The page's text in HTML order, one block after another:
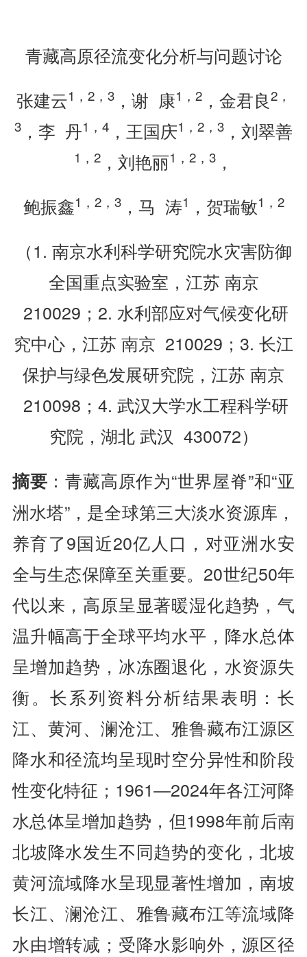
青藏高原径流变化分析与问题讨论
张建云1 ， 2 ， 3 ，谢 康1 ， 2 ，金君良2 ，
3 ，李 丹1 ， 4 ，王国庆1 ， 2 ， 3 ，刘翠善
1 ， 2 ，刘艳丽1 ， 2 ， 3 ，
鲍振鑫1 ， 2， 3，马 涛1 ，贺瑞敏1 ， 2
（1. 南京水利科学研究院水灾害防御
全国重点实验室，江苏 南京
210029；2. 水利部应对气候变化研
究中心，江苏 南京 210029；3. 长江
保护与绿色发展研究院，江苏 南京
210098；4. 武汉大学水工程科学研
究院，湖北 武汉 430072）
摘要 ：青藏高原作为“世界屋脊”和“亚
洲水塔”，是全球第三大淡水资源库，
养育了9国近20亿人口，对亚洲水安
全与生态保障至关重要。20世纪50年
代以来，高原呈显著暖湿化趋势，气
温升幅高于全球平均水平，降水总体
呈增加趋势，冰冻圈退化，水资源失
衡。长系列资料分析结果表明：长
江、黄河、澜沧江、雅鲁藏布江源区
降水和径流均呈现时空分异性和阶段
性变化特征；1961—2024年各江河降
水总体呈增加趋势，但1998年前后南
北坡降水发生不同趋势的变化，北坡
黄河流域降水呈现显著性增加，南坡
长江、澜沧江、雅鲁藏布江等流域降
水由增转减；受降水影响外，源区径